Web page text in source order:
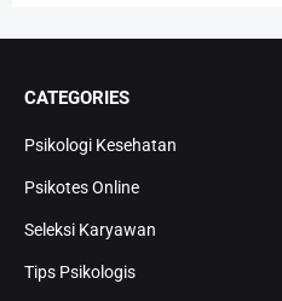
CATEGORIES
Psikologi Kesehatan
Psikotes Online
Seleksi Karyawan
Tips Psikologis